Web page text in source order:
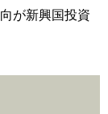
が新興国投資